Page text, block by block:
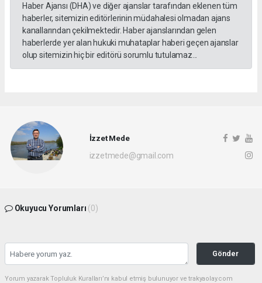
Haber Ajansı (DHA) ve diğer ajanslar tarafından eklenen tüm
haberler, sitemizin editörlerinin müdahalesi olmadan ajans
kanallarından çekilmektedir. Haber ajanslarından gelen
haberlerde yer alan hukuki muhataplar haberi geçen ajanslar
olup sitemizin hiç bir editörü sorumlu tutulamaz...
İzzet Mede
izzetmede@gmail.com
Okuyucu Yorumları (0)
Gönder
Yorum yazarak Topluluk Kuralları’nı kabul etmiş bulunuyor ve trakyaolay.com